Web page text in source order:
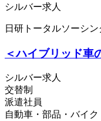
シルバー求人
日研トータルソーシ
＜ハイブリッド
シルバー求人
交替制
派遣社員
自動車・部品・バイク